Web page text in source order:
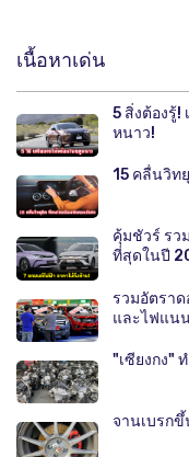
เนื้อหาเด่น
5 สิ่งต้องรู้!
หนาว!
15 คลื่นวิท
คุ้มชัวร์ รว
ที่สุดในปี
รวมอัตราด
และไฟแน
"เซียงกง"
จานเบรก